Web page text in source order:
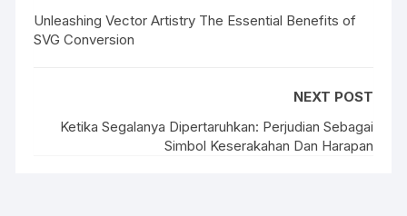
Unleashing Vector Artistry The Essential Benefits of
SVG Conversion
NEXT POST
Ketika Segalanya Dipertaruhkan: Perjudian Sebagai
Simbol Keserakahan Dan Harapan